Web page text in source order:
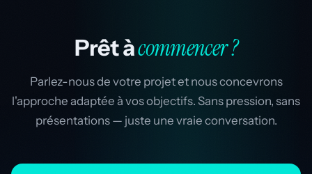
Prêt àcommencer ?
Parlez-nous de votre projet et nous concevrons
l'approche adaptée à vos objectifs. Sans pression, sans
présentations — juste une vraie conversation.